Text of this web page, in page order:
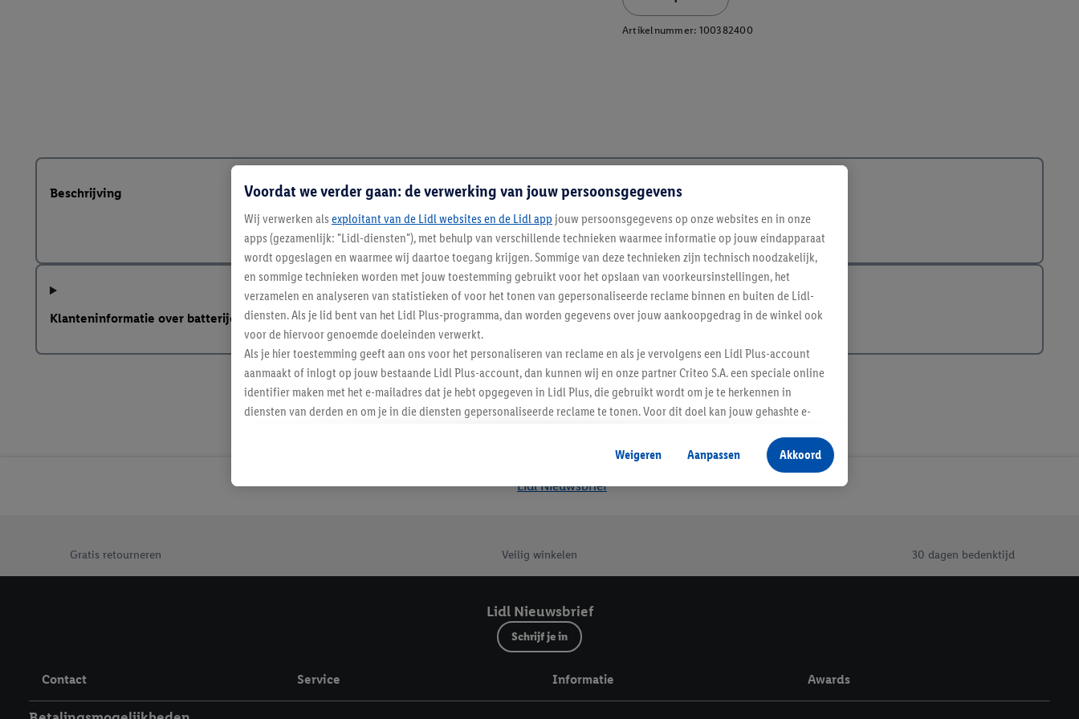
Artikelnummer: 100382400
Beschrijving
Klanteninformatie over batterijen Europese Batterijenverordening
Lidl Nieuwsbrief
Gratis retourneren Veilig winkelen 30 dagen bedenktijd
Lidl Nieuwsbrief
Schrijf je in
Contact Service Informatie Awards
Voordat we verder gaan: de verwerking van jouw persoonsgegevens
Wij verwerken als exploitant van de Lidl websites en de Lidl app jouw persoonsgegevens op onze websites en in onze
apps (gezamenlijk: "Lidl-diensten"), met behulp van verschillende technieken waarmee informatie op jouw eindapparaat
wordt opgeslagen en waarmee wij daartoe toegang krijgen. Sommige van deze technieken zijn technisch noodzakelijk,
en sommige technieken worden met jouw toestemming gebruikt voor het opslaan van voorkeursinstellingen, het
verzamelen en analyseren van statistieken of voor het tonen van gepersonaliseerde reclame binnen en buiten de Lidl-
diensten. Als je lid bent van het Lidl Plus-programma, dan worden gegevens over jouw aankoopgedrag in de winkel ook
voor de hiervoor genoemde doeleinden verwerkt.
Als je hier toestemming geeft aan ons voor het personaliseren van reclame en als je vervolgens een Lidl Plus-account
aanmaakt of inlogt op jouw bestaande Lidl Plus-account, dan kunnen wij en onze partner Criteo S.A. een speciale online
identifier maken met het e-mailadres dat je hebt opgegeven in Lidl Plus, die gebruikt wordt om je te herkennen in
diensten van derden en om je in die diensten gepersonaliseerde reclame te tonen. Voor dit doel kan jouw gehashte e-
Als je hiervoor toestemming geeft, dan kunnen retargeting advertenties worden weergegeven voor producten waarin je
eerder interesse hebt getoond (bijvoorbeeld door het product in een winkelmandje van een online winkel te plaatsen
verwerkingsdoeleinden je instemt. Verder kan je er meer informatie vinden over de gegevensverwerking.
Door te klikken op "Weigeren", kies je voor de optie dat er enkel technisch noodzakelijke cookies en vergelijkbare
inclusief over de opslagperiode van de gegevens en je recht om jouw toestemming op elk gewenst moment in te
trekken, vind je in onzeprivacyverklaring.Je vindt de impressum voor de Lidl website hier.Klikhiervoor meer informatie
Weigeren Aanpassen Akkoord